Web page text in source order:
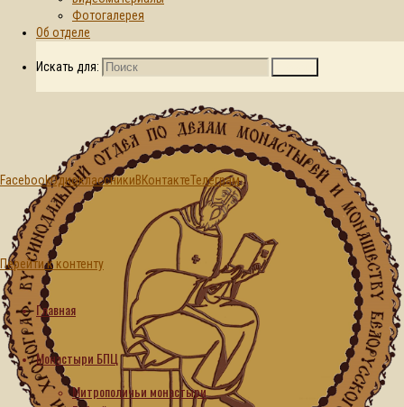
Фотогалерея
Об отделе
Искать для:
FacebookОдноклассникиВКонтактеТелеграм
Перейти к контенту
Главная
Монастыри БПЦ
Митрополичьи монастыри
Архиерейское
подворье в честь
преподобного
Паисия
Лидской епархии
подворья,
скиты
Архиерейское
подворье
в